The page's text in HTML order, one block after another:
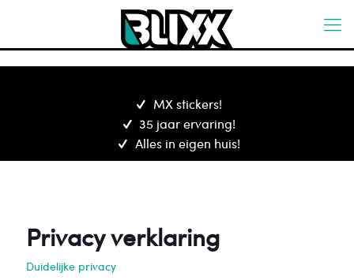
MX stickers!
35 jaar ervaring!
Alles in eigen huis!
Privacy verklaring
Duidelijke privacy